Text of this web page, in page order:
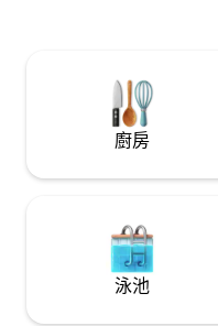
店，echo以前是旅行杂志
一张软硬适中的床垫、柔
卫生散发着淡淡清香的床
的重要性，也熟悉清迈大
哪家马杀鸡人少便宜手法
营民宿的两年经验，为家
齐全的厨房：大吸力抽油
粥的电热水壶、厨余粉
盆...同时我们也十分尊重
具、婴儿床椅、玩具...还
廚房
泳池